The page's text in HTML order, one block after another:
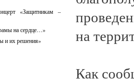
«Защитникам –
на сердце…»
и их решения»
на
Как